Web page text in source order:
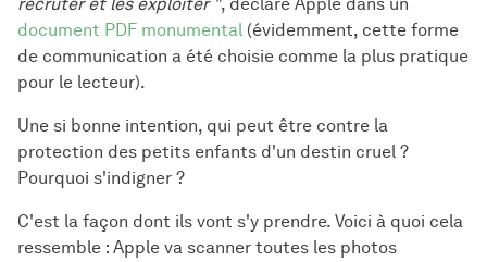
document PDF monumental (évidemment, cette forme
de communication a été choisie comme la plus pratique
pour le lecteur).
Une si bonne intention, qui peut être contre la
protection des petits enfants d'un destin cruel ?
Pourquoi s'indigner ?
C'est la façon dont ils vont s'y prendre. Voici à quoi cela
ressemble : Apple va scanner toutes les photos